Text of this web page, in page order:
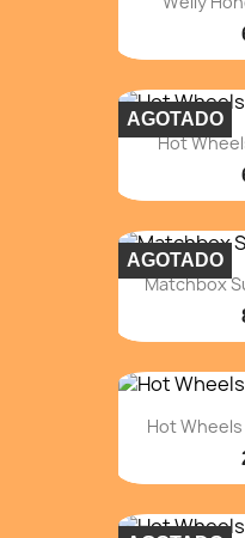
Hot
AGOTADO
Matchbox
AGOTADO
Hot